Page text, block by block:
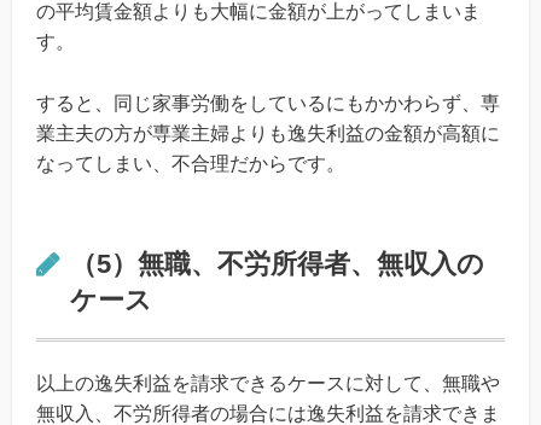
の平均賃金額よりも大幅に金額が上がってしまいま
す。
すると、同じ家事労働をしているにもかかわらず、専
業主夫の方が専業主婦よりも逸失利益の金額が高額に
なってしまい、不合理だからです。
（5）無職、不労所得者、無収入の
ケース
以上の逸失利益を請求できるケースに対して、無職や
無収入、不労所得者の場合には逸失利益を請求できま